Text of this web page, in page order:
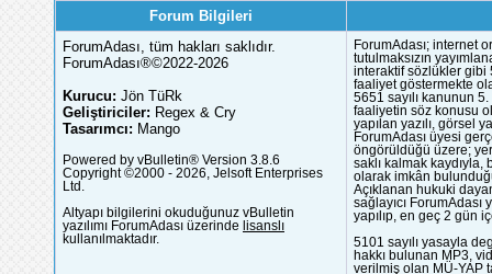
Forum Bilgileri
ForumAdası, tüm hakları saklıdır.
ForumAdası®©2022-2026
Kurucu: Jön TüRk
Geliştiriciler: Regex & Cry
Tasarımcı: Mango
Powered by vBulletin® Version 3.8.6
Copyright ©2000 - 2026, Jelsoft Enterprises
Ltd.
Altyapı bilgilerini okuduğunuz vBulletin
yazılımı ForumAdası üzerinde lisanslı
kullanılmaktadır.
ForumAdası; internet
tutulmaksızın
interaktif sözlükler gibi
faaliyet göstermekte
5651 sayılı kanunun
faaliyetin söz konusu
yapılan yazılı, görsel
ForumAdası üyesi
öngörüldüğü üzere;
saklı kalmak
olarak imkân
Açıklanan hukuki
sağlayıcı
yapılıp, en geç 2 gün
5101 sayılı yasayla
hakkı bulunan MP3,
verilmiş olan MÜ-YAP